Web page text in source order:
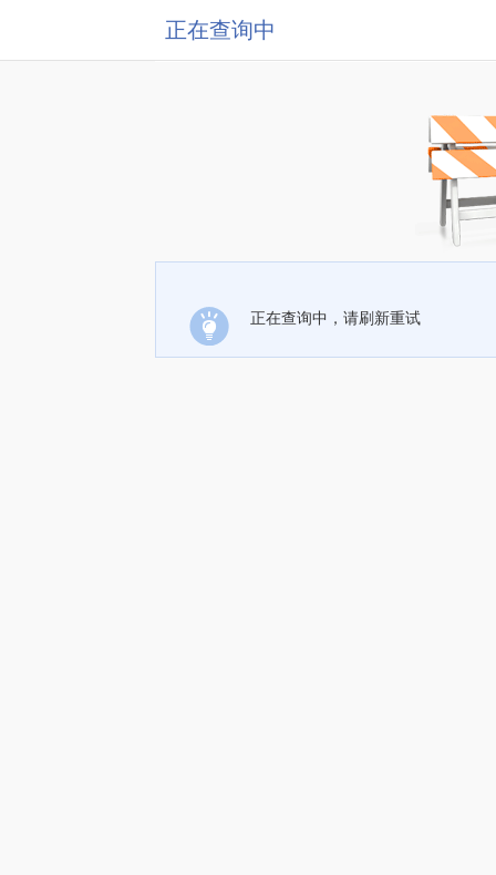
正在查询中
正在查询中，请刷新重试